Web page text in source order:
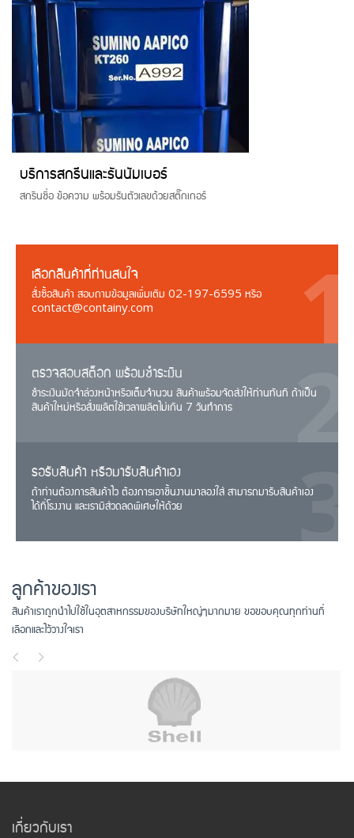
บริการสกรีนและรันนัมเบอร์
สกรีนชื่อ ข้อความ พร้อมรันตัวเลขด้วยสติ๊กเกอร์
เลือกสินค้าที่ท่านสนใจ
สั่งซื้อสินค้า สอบถามข้อมูลเพิ่มเติม 02-197-6595 หรือ
contact@containy.com
ตรวจสอบสต็อก พร้อมชำระเงิน
ชำระเงินมัดจำล่วงหน้าหรือเต็มจำนวน สินค้าพร้อมจัดส่งให้ท่านทันที ถ้าเป็น
สินค้าใหม่หรือสั่งผลิตใช้เวลาผลิตไม่เกิน 7 วันทำการ
รอรับสินค้า หรือมารับสินค้าเอง
ถ้าท่านต้องการสินค้าไว ต้องการเอาชิ้นงานมาลองใส่ สามารถมารับสินค้าเอง
ได้ที่โรงงาน และเรามีส่วดลดพิเศษให้ด้วย
ลูกค้าของเรา
สินค้าเราถูกนำไปใช้ในอุตสาหกรรมของบริษัทใหญ่ๆมากมาย ขอขอบคุณทุกท่านที่
เลือกและไว้วางใจเรา
เกี่ยวกับเรา